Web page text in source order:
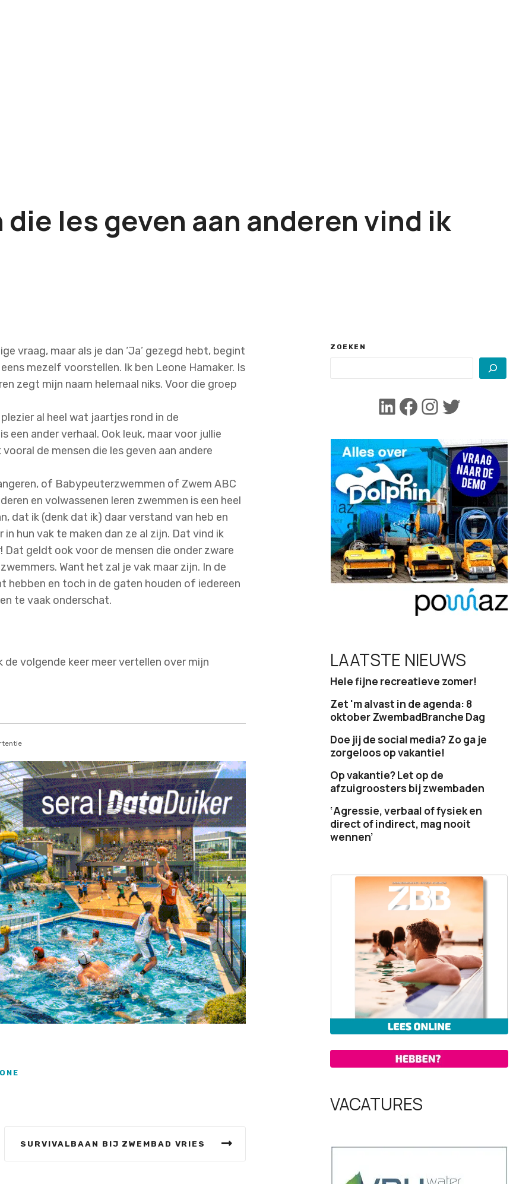
die les geven aan anderen vind ik
vraag, maar als je dan ‘Ja’ gezegd hebt, begint
mezelf voorstellen. Ik ben Leone Hamaker. Is
zegt mijn naam helemaal niks. Voor die groep
al heel wat jaartjes rond in de
ander verhaal. Ook leuk, maar voor jullie
de mensen die les geven aan andere
of Babypeuterzwemmen of Zwem ABC
en volwassenen leren zwemmen is een heel
dat ik (denk dat ik) daar verstand van heb en
hun vak te maken dan ze al zijn. Dat vind ik
geldt ook voor de mensen die onder zware
Want het zal je vak maar zijn. In de
en toch in de gaten houden of iedereen
te vaak onderschat.
de volgende keer meer vertellen over mijn
SURVIVALBAAN BIJ ZWEMBAD VRIES
ZOEKEN
LinkedIn Facebook Instagram Twitter
LAATSTE NIEUWS
Hele fijne recreatieve zomer!
Zet 'm alvast in de agenda: 8
oktober ZwembadBranche Dag
Doe jij de social media? Zo ga je
zorgeloos op vakantie!
Op vakantie? Let op de
afzuigroosters bij zwembaden
‘Agressie, verbaal of fysiek en
direct of indirect, mag nooit
wennen’
VACATURES